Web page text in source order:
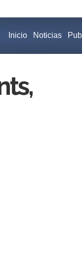
Inicio Noticias